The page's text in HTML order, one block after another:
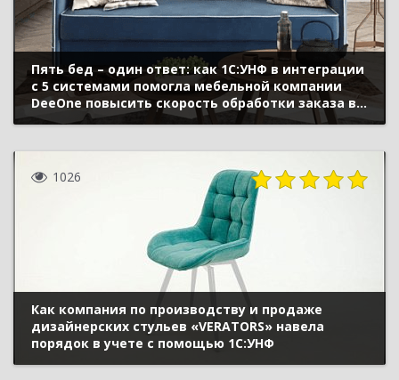
Пять бед – один ответ: как 1С:УНФ в интеграции
с 5 системами помогла мебельной компании
DeeOne повысить скорость обработки заказа в 3
раза и сделать бизнес прозрачным
1026
Как компания по производству и продаже
дизайнерских стульев «VERATORS» навела
порядок в учете с помощью 1С:УНФ